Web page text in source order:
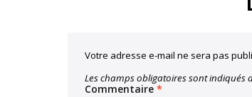
Votre adresse e-mail ne sera pas
Les champs obligatoires sont indiqués
Commentaire *